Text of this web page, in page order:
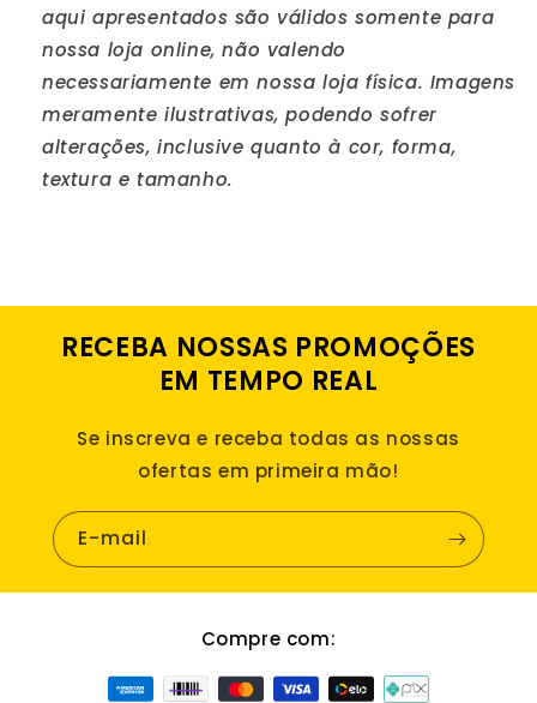
aqui apresentados são válidos somente para
nossa loja online, não valendo
necessariamente em nossa loja física. Imagens
meramente ilustrativas, podendo sofrer
alterações, inclusive quanto à cor, forma,
textura e tamanho.
RECEBA NOSSAS PROMOÇÕES
EM TEMPO REAL
Se inscreva e receba todas as nossas
ofertas em primeira mão!
E-mail
Compre com: